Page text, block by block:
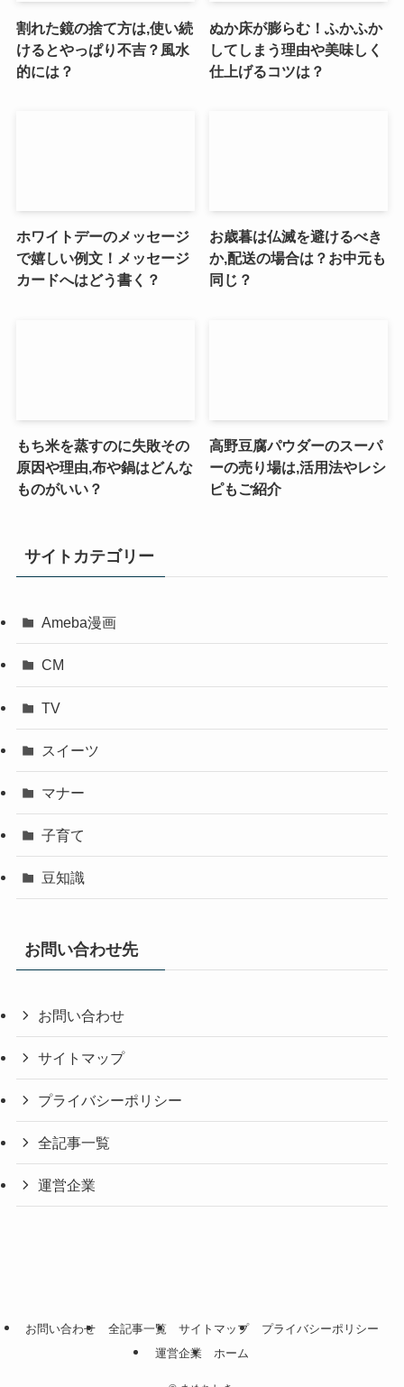
割れた鏡の捨て方は,使い続
けるとやっぱり不吉？風水
的には？
ぬか床が膨らむ！ふかふか
してしまう理由や美味しく
仕上げるコツは？
ホワイトデーのメッセージ
で嬉しい例文！メッセージ
カードへはどう書く？
お歳暮は仏滅を避けるべき
か,配送の場合は？お中元も
同じ？
もち米を蒸すのに失敗その
原因や理由,布や鍋はどんな
ものがいい？
高野豆腐パウダーのスーパ
ーの売り場は,活用法やレシ
ピもご紹介
サイトカテゴリー
Ameba漫画
CM
TV
スイーツ
マナー
子育て
豆知識
お問い合わせ先
お問い合わせ
サイトマップ
プライバシーポリシー
全記事一覧
運営企業
お問い合わせ 全記事一覧 サイトマップ
プライバシーポリシー
運営企業
ホーム